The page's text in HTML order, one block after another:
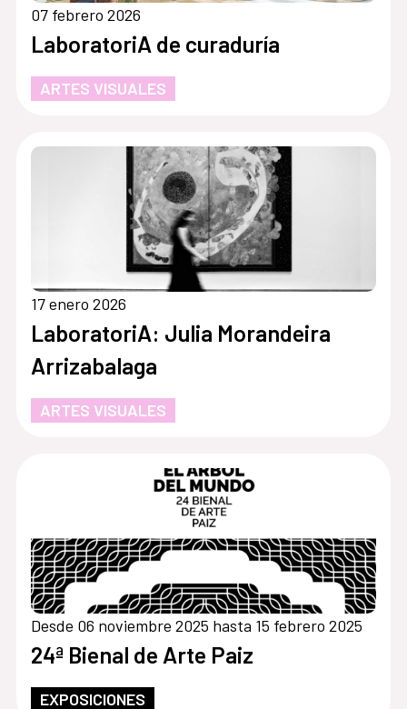
07 febrero 2026
LaboratoriA de curaduría
ARTES VISUALES
17 enero 2026
LaboratoriA: Julia Morandeira
Arrizabalaga
ARTES VISUALES
Desde 06 noviembre 2025 hasta 15 febrero 2025
24ª Bienal de Arte Paiz
EXPOSICIONES